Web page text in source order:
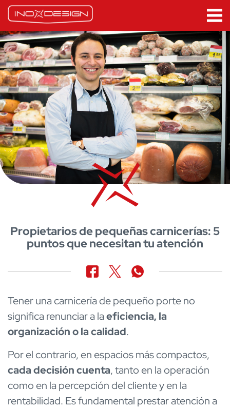
Propietarios de pequeñas carnicerías: 5
puntos que necesitan tu atención
Tener una carnicería de pequeño porte no
significa renunciar a laeficiencia, la
organización o la calidad.
Por el contrario, en espacios más compactos,
cada decisión cuenta, tanto en la operación
como en la percepción del cliente y en la
rentabilidad. Es fundamental prestar atención a